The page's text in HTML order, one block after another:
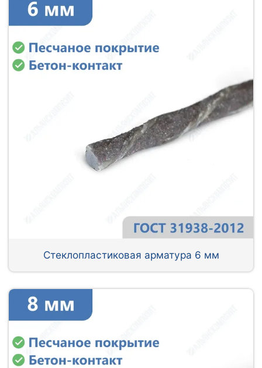
Стеклопластиковая арматура 6 мм